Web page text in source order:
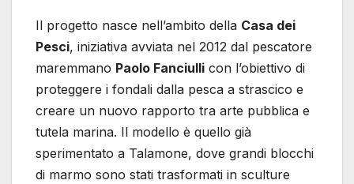
Il progetto nasce nell’ambito della Casa dei
Pesci, iniziativa avviata nel 2012 dal pescatore
maremmano Paolo Fanciulli con l’obiettivo di
proteggere i fondali dalla pesca a strascico e
creare un nuovo rapporto tra arte pubblica e
tutela marina. Il modello è quello già
sperimentato a Talamone, dove grandi blocchi
di marmo sono stati trasformati in sculture